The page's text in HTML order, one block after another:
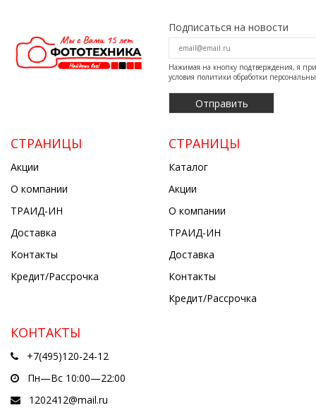
Подписаться на новости
Нажимая на кнопку подтверждения, я
условия политики обработки
СТРАНИЦЫ
Акции
О компании
ТРАИД-ИН
Доставка
Контакты
Кредит/Рассрочка
СТРАНИЦЫ
Каталог
Акции
О компании
ТРАИД-ИН
Доставка
Контакты
Кредит/Рассрочка
КОНТАКТЫ
+7(495)120-24-12
Пн—Вс 10:00—22:00
1202412@mail.ru